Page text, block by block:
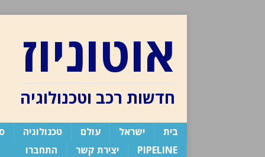
אוטוניוז
חדשות רכב וטכנולוגיה
בית ישראל עולם טכנולוגיה
PIPELINE
יצירת קשר התחברו